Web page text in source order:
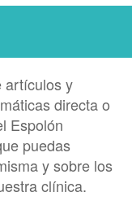
artículos y
directa o
Espolón
puedas
y sobre los
clínica.